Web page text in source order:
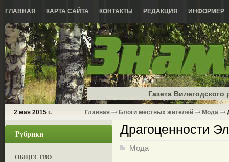
ГЛАВНАЯ КАРТА САЙТА КОНТАКТЫ РЕДАКЦИЯ ИНФОРМЕР
Газета
2 мая 2015 г. Главная Блоги местных жителей Мода
Рубрики
ОБЩЕСТВО
Драгоценности
Мода